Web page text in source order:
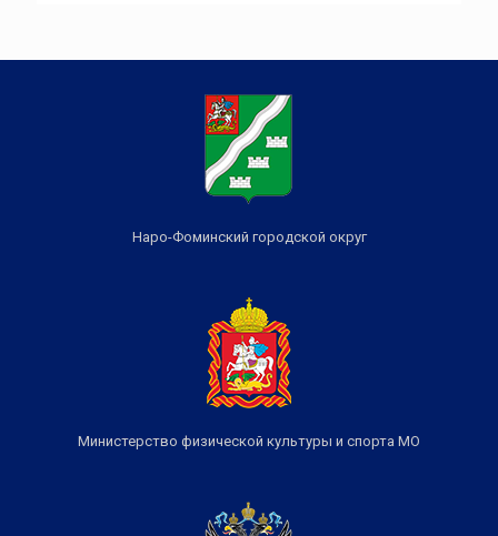
Наро-Фоминский городской округ
Министерство физической культуры и спорта МО